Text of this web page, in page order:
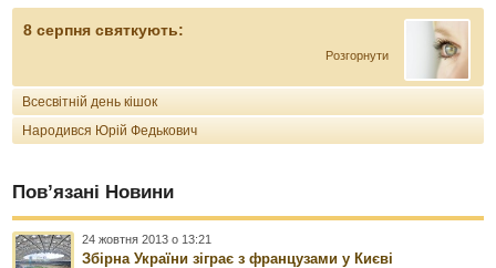
8 серпня святкують:
Розгорнути
Всесвітній день кішок
Народився Юрій Федькович
Пов’язані Новини
24 жовтня 2013 о 13:21
Збірна України зіграє з французами у Києві